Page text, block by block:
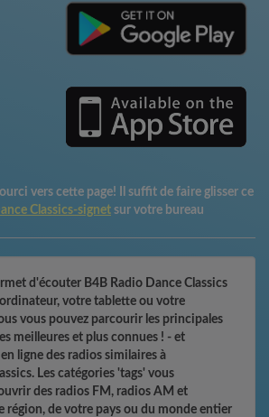
vers cette page! Il suffit de faire glisser ce
Classics-signet sur votre bureau
d'écouter B4B Radio Dance Classics
votre tablette ou votre
vous pouvez parcourir les principales
meilleures et plus connues ! - et
ligne des radios similaires à
Les catégories 'tags' vous
des radios FM, radios AM et
région, de votre pays ou du monde entier